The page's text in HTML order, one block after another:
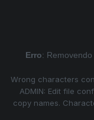
Erro:
Wrong characters
ADMIN: Edit file
copy names.